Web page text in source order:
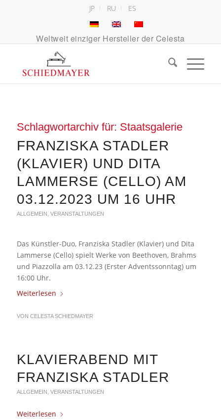
JP RU ES
Weltweit einziger Hersteller der Celesta
Schlagwortarchiv für: Staatsgalerie
FRANZISKA STADLER
(KLAVIER) UND DITA
LAMMERSE (CELLO) AM
03.12.2023 UM 16 UHR
ALLGEMEIN VERANSTALTUNGEN
Das Künstler-Duo, Franziska Stadler (Klavier) und Dita
Lammerse (Cello) spielt Werke von Beethoven, Brahms
und Piazzolla am 03.12.23 (Erster Adventssonntag) um
16:00 Uhr.
Weiterlesen
VON CELESTA SCHIEDMAYER
KLAVIERABEND MIT
FRANZISKA STADLER
ALLGEMEIN VERANSTALTUNGEN
Weiterlesen